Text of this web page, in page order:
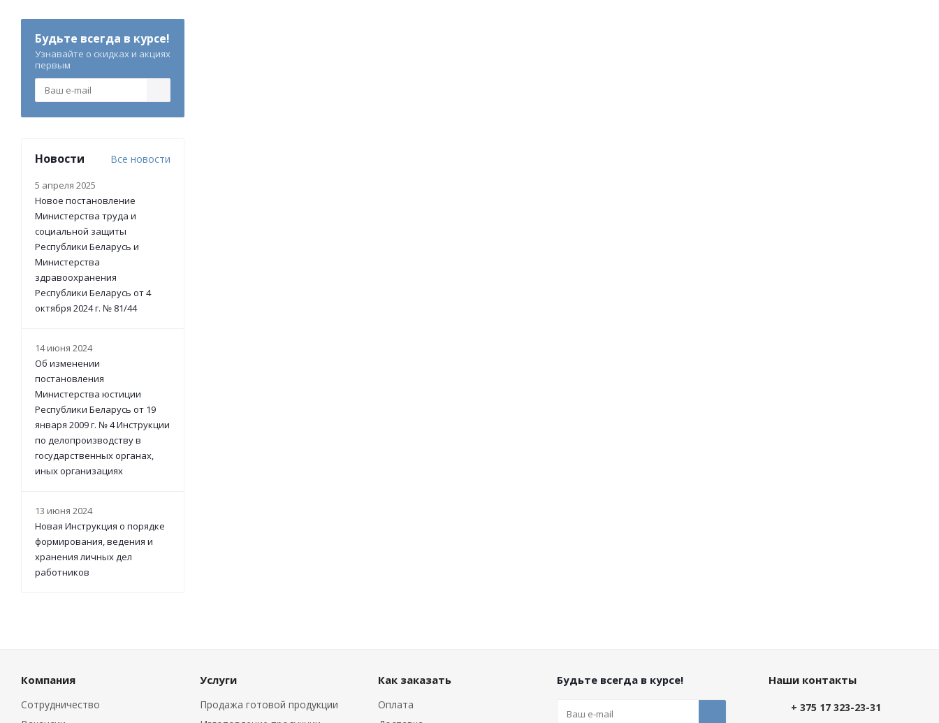
Будьте всегда в курсе!
Узнавайте о скидках и акциях
первым
Новости Все новости
5 апреля 2025
Новое постановление
Министерства труда и
социальной защиты
Республики Беларусь и
Министерства
здравоохранения
Республики Беларусь от 4
октября 2024 г. № 81/44
14 июня 2024
Об изменении
постановления
Министерства юстиции
Республики Беларусь от 19
января 2009 г. № 4 Инструкции
по делопроизводству в
государственных органах,
иных организациях
13 июня 2024
Новая Инструкция о порядке
формирования, ведения и
хранения личных дел
работников
Компания
Сотрудничество
Услуги
Продажа готовой продукции
Как заказать
Оплата
Будьте всегда в курсе! Наши контакты
+ 375 17 323-23-31